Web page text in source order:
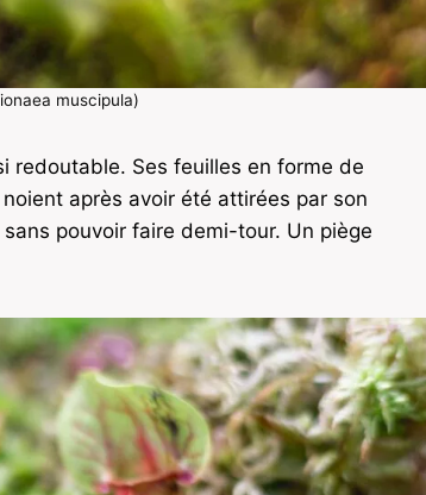
muscipula)
redoutable. Ses feuilles en forme de
après avoir été attirées par son
pouvoir faire demi-tour. Un piège